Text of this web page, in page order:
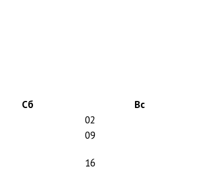
Сб
Вс
02
09
16